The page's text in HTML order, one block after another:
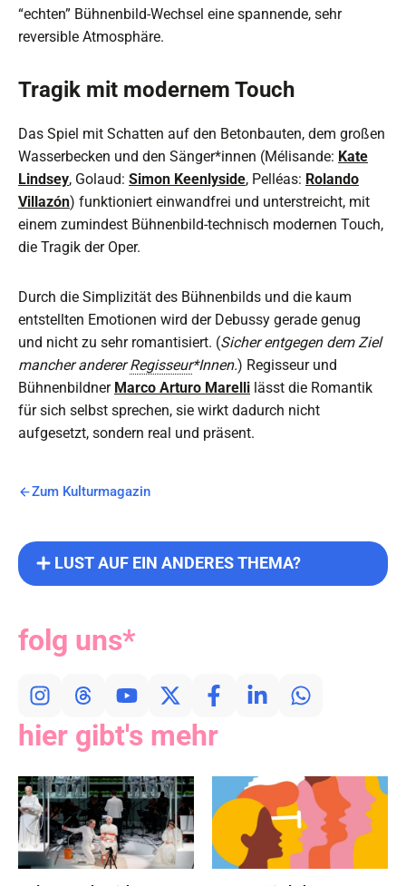
“echten” Bühnenbild-Wechsel eine spannende, sehr
reversible Atmosphäre.
Tragik mit modernem Touch
Das Spiel mit Schatten auf den Betonbauten, dem großen
Wasserbecken und den Sänger*innen (Mélisande: Kate
Lindsey, Golaud: Simon Keenlyside, Pelléas: Rolando
Villazón) funktioniert einwandfrei und unterstreicht, mit
einem zumindest Bühnenbild-technisch modernen Touch,
die Tragik der Oper.
Durch die Simplizität des Bühnenbilds und die kaum
entstellten Emotionen wird der Debussy gerade genug
und nicht zu sehr romantisiert. (Sicher entgegen dem Ziel
mancher andererRegisseur*Innen.) Regisseur und
Bühnenbildner Marco Arturo Marelli lässt die Romantik
für sich selbst sprechen, sie wirkt dadurch nicht
aufgesetzt, sondern real und präsent.
Zum Kulturmagazin
hier gibt's mehr
folg uns*
LUST AUF EIN ANDERES THEMA?